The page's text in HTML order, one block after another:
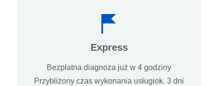
Express
Bezpłatna diagnoza już w 4 godziny
Przybliżony czas wykonania usługiok. 3 dni